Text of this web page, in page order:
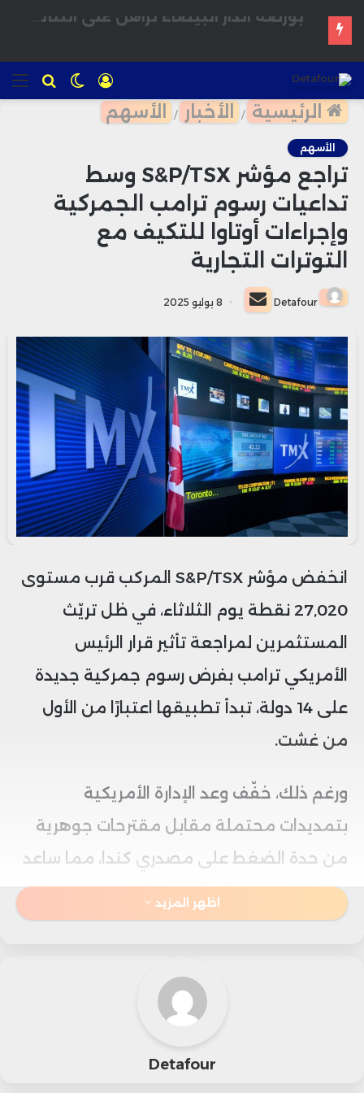
للبحث الوضع
المظلم
تسجيل
الدخول
الرئيسية / الأخبار / الأسهم
الأسهم
تراجع مؤشر S&P/TSX وسط
تداعيات رسوم ترامب الجمركية
وإجراءات أوتاوا للتكيف مع
التوترات التجارية
Detafour
أرسل
بريدا
إلكترونيا
8 يوليو 2025
انخفض مؤشر S&P/TSX المركب قرب مستوى
27,020 نقطة يوم الثلاثاء، في ظل تريّث
المستثمرين لمراجعة تأثير قرار الرئيس
الأمريكي ترامب بفرض رسوم جمركية جديدة
على 14 دولة، تبدأ تطبيقها اعتبارًا من الأول
من غشت.
ورغم ذلك، خفّف وعد الإدارة الأمريكية
بتمديدات محتملة مقابل مقترحات جوهرية
من حدة الضغط على مصدري كندا، مما ساعد
منتجي السلع على استقرار السوق بعد موجة
الهبوط التي شهدها المؤشر يوم الاثنين.
وعلى صعيد السياسات المحلية، أعلنت
الحكومة الكندية عن إلغاء ضريبة الخدمات
التكنولوجيا الأمريكية وتعزيز فرص إبرام
اظهر المزيد
Detafour